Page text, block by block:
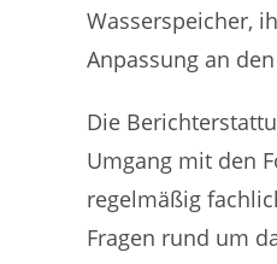
Wasserspeicher,
Anpassung an
Die
Umgang mit den
regelmäßig
Fragen rund um